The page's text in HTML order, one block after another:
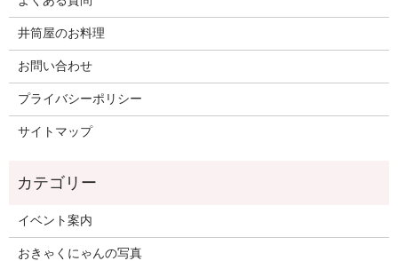
井筒屋のお料理
お問い合わせ
プライバシーポリシー
サイトマップ
イベント案内
おきゃくにゃんの写真